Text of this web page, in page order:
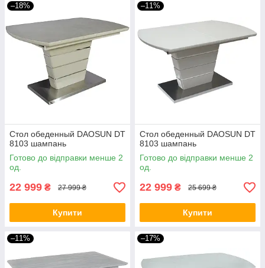
–18%
Стол обеденный DAOSUN DT
8103 шампань
Готово до відправки менше 2
од.
22 999 ₴ 27 999 ₴
Купити
–11%
Стол обеденный DAOSUN DT
8103 шампань
Готово до відправки менше 2
од.
22 999 ₴ 25 699 ₴
Купити
–11% –17%